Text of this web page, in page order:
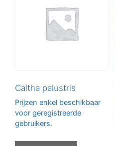
Caltha palustris
Prijzen enkel beschikbaar
voor geregistreerde
gebruikers.